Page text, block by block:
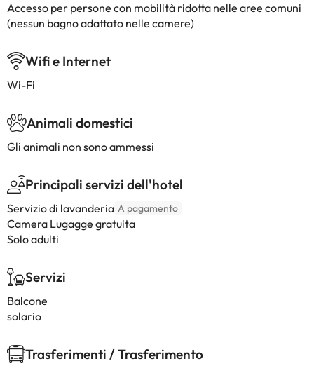
Accesso per persone con mobilità ridotta nelle aree comuni
(nessun bagno adattato nelle camere)
Wifi e Internet
Wi-Fi
Animali domestici
Gli animali non sono ammessi
Principali servizi dell'hotel
Servizio di lavanderia A pagamento
Camera Lugagge gratuita
Solo adulti
Servizi
Balcone
solario
Trasferimenti / Trasferimento